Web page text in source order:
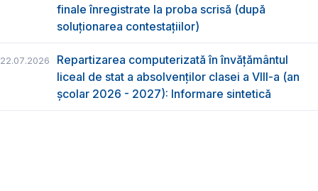
finale înregistrate la proba scrisă (după
soluționarea contestațiilor)
22.07.2026
Repartizarea computerizată în învăţământul
liceal de stat a absolvenţilor clasei a VIII-a (an
școlar 2026 - 2027): Informare sintetică